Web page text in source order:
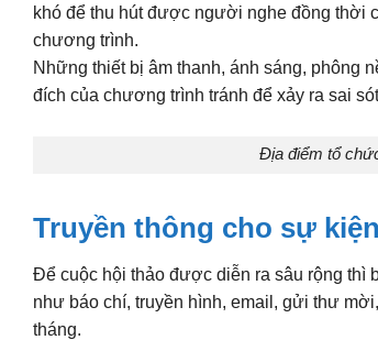
khó để thu hút được người nghe đồng thời
chương trình.
Những thiết bị âm thanh, ánh sáng, phông
đích của chương trình tránh để xảy ra sai
Địa điểm tổ
Truyền thông cho sự kiện
Để cuộc hội thảo được diễn ra sâu rộng thì
như báo chí, truyền hình, email, gửi thư
tháng.